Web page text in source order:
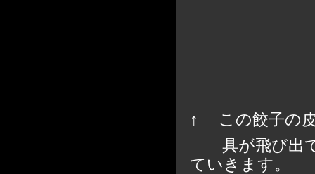
↑ この餃子の皮
具が飛び出て
ていきます。